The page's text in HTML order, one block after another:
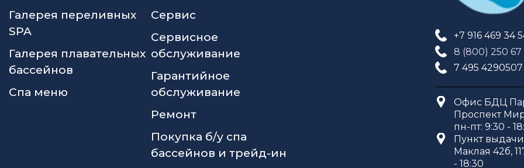
Галерея переливных
SPA
Галерея плавательных
бассейнов
Спа меню
Сервис
Сервисное
обслуживание
Гарантийное
обслуживание
Ремонт
Покупка б/у спа
бассейнов и трейд-ин
+7 916 469 34
8 (800) 250
7 495 4290507
Офис БДЦ
Проспект
пн-пт: 9:30 -
Пункт
Маклая 42б,
- 18:30